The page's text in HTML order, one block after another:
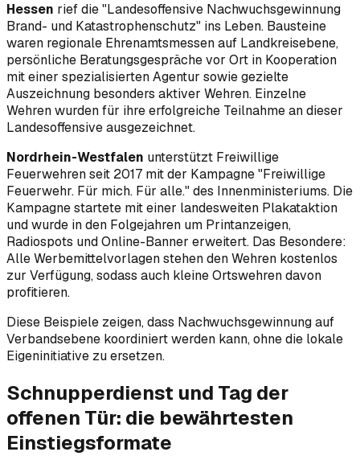
Hessen rief die "Landesoffensive Nachwuchsgewinnung
Brand- und Katastrophenschutz" ins Leben. Bausteine
waren regionale Ehrenamtsmessen auf Landkreisebene,
persönliche Beratungsgespräche vor Ort in Kooperation
mit einer spezialisierten Agentur sowie gezielte
Auszeichnung besonders aktiver Wehren. Einzelne
Wehren wurden für ihre erfolgreiche Teilnahme an dieser
Landesoffensive ausgezeichnet.
Nordrhein-Westfalen unterstützt Freiwillige
Feuerwehren seit 2017 mit der Kampagne "Freiwillige
Feuerwehr. Für mich. Für alle." des Innenministeriums. Die
Kampagne startete mit einer landesweiten Plakataktion
und wurde in den Folgejahren um Printanzeigen,
Radiospots und Online-Banner erweitert. Das Besondere:
Alle Werbemittelvorlagen stehen den Wehren kostenlos
zur Verfügung, sodass auch kleine Ortswehren davon
profitieren.
Diese Beispiele zeigen, dass Nachwuchsgewinnung auf
Verbandsebene koordiniert werden kann, ohne die lokale
Eigeninitiative zu ersetzen.
Schnupperdienst und Tag der
offenen Tür: die bewährtesten
Einstiegsformate